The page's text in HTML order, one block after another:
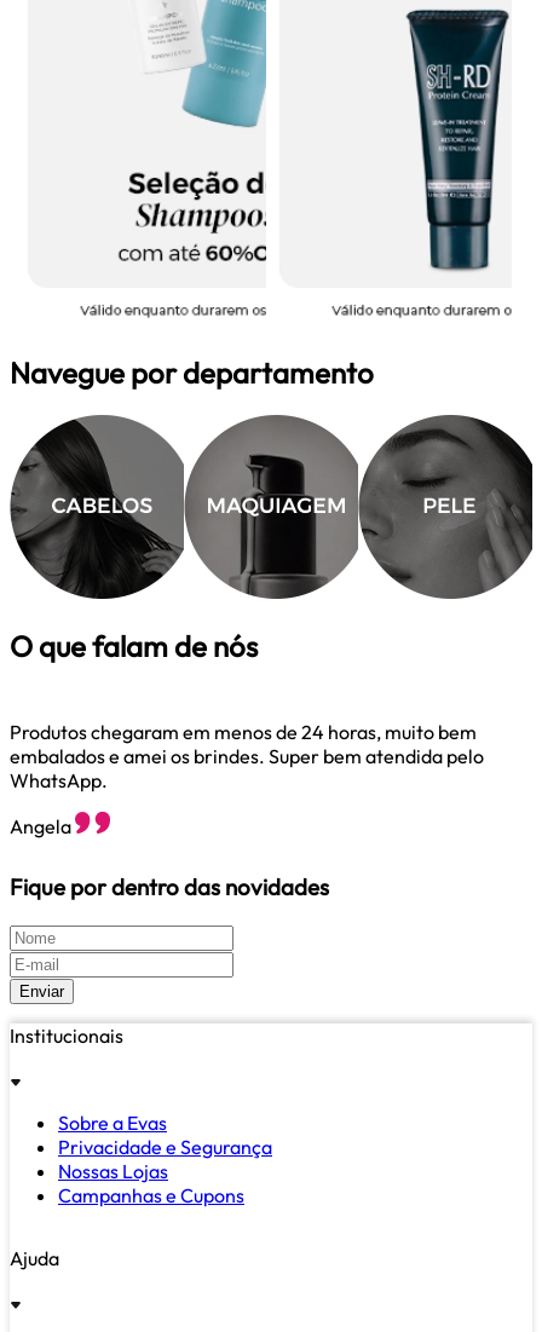
Navegue por departamento
O que falam de nós
Produtos chegaram em menos de 24 horas, muito bem
embalados e amei os brindes. Super bem atendida pelo
WhatsApp.
Angela
Fique por dentro das novidades
Enviar
Institucionais
Sobre a Evas
Privacidade e Segurança
Nossas Lojas
Campanhas e Cupons
Ajuda